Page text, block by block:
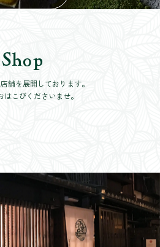
Shop
舗を展開しております。
はこびくださいませ。